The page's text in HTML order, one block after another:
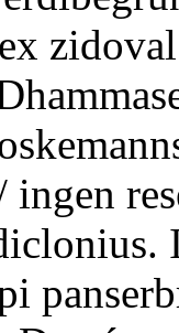
ingen